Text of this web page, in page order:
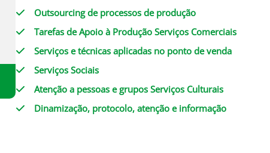
Outsourcing de processos de produção
Tarefas de Apoio à Produção Serviços Comerciais
Serviços e técnicas aplicadas no ponto de venda
Serviços Sociais
Atenção a pessoas e grupos Serviços Culturais
Dinamização, protocolo, atenção e informação